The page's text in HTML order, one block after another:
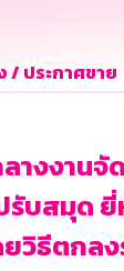
/ ประกาศขาย
ลางงาน
รับสมุด ยี่
ยวิธีตกลง